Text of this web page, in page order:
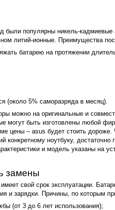
были популярны никель-
литий-ионные. Преимущества
батарею на протяжении
(около 5% саморазряда в месяц).
можно на оригинальные и
могут быть изготовлены любой
цены – asus будет стоить
конкретному ноутбуку,
и модель указаны на
замены
свой срок эксплуатации.
и зарядки. Причины, по которым
(от 3 до 6 лет использования);